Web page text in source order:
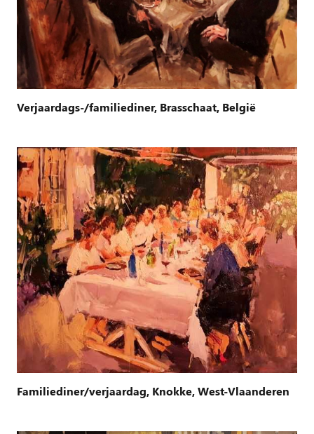
Verjaardags-/familiediner, Brasschaat, België
Familiediner/verjaardag, Knokke, West-Vlaanderen